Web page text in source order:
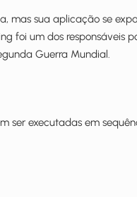
mas sua aplicação se
foi um dos responsáveis
Guerra Mundial.
ser executadas em